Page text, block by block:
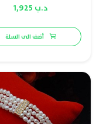
د.ب 1,925
أضف الى السلة